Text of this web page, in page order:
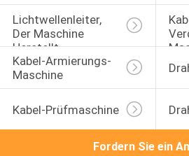
Lichtwellenleiter,
Der Maschine
Herstellt
Kabel-Armierungs-
Maschine
Kabel-Prüfmaschine
Fordern Sie ein